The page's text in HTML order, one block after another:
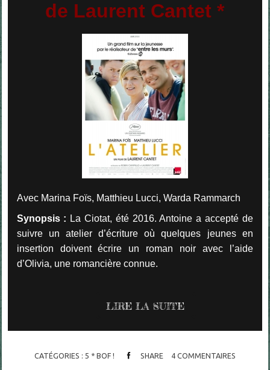
de Laurent Cantet *
Avec Marina Foïs, Matthieu Lucci, Warda Rammarch
Synopsis : La Ciotat, été 2016. Antoine a accepté de
suivre un atelier d’écriture où quelques jeunes en
insertion doivent écrire un roman noir avec l’aide
d’Olivia, une romancière connue.
LIRE LA SUITE
CATÉGORIES : 5 * BOF ! SHARE 4 COMMENTAIRES